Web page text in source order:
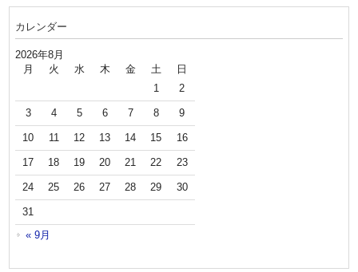
カレンダー
2026年8月
月 火 水 木 金 土
日
1
2
3 4 5 6 7 8 9
10 11 12 13 14 15 16
17 18 19 20 21 22 23
24 25 26 27 28 29 30
31
« 9月